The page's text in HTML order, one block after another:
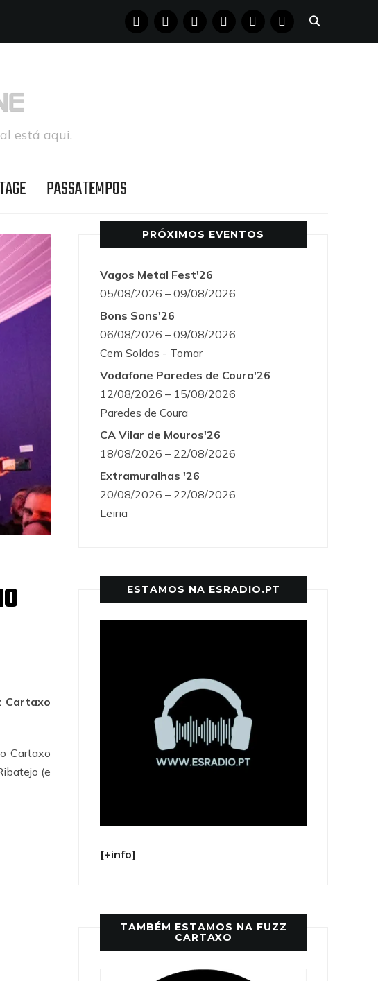
FACEBOOKINSTAGRAM
YOUTUBE PINTERESTTUMBLR
está aqui.
PASSATEMPOS
Cartaxo
Cartaxo
(e
PRÓXIMOS EVENTOS
Vagos Metal Fest'26
05/08/2026 – 09/08/2026
Bons Sons'26
06/08/2026 – 09/08/2026
Cem Soldos - Tomar
Vodafone Paredes de Coura'26
12/08/2026 – 15/08/2026
Paredes de Coura
CA Vilar de Mouros'26
18/08/2026 – 22/08/2026
Extramuralhas '26
20/08/2026 – 22/08/2026
Leiria
ESTAMOS NA ESRADIO.PT
[+info]
TAMBÉM ESTAMOS NA FUZZ
CARTAXO